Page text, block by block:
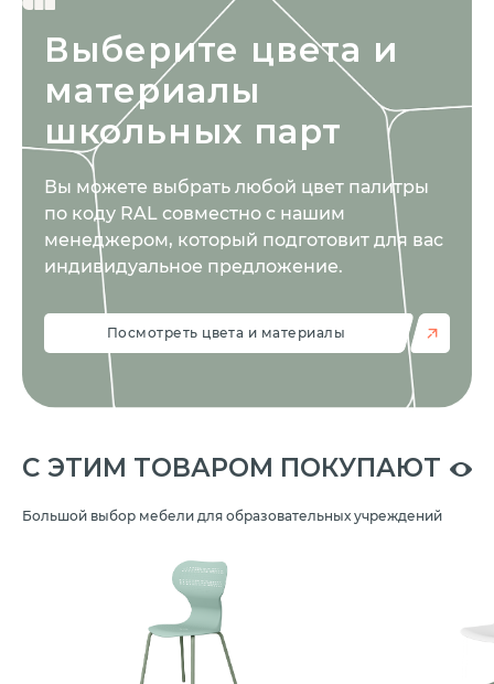
Выберите цвета и
материалы
школьных парт
Вы можете выбрать любой цвет палитры
по коду RAL совместно с нашим
менеджером, который подготовит для вас
индивидуальное предложение.
Посмотреть цвета и материалы
C ЭТИМ ТОВАРОМ ПОКУПАЮТ
Большой выбор мебели для образовательных учреждений